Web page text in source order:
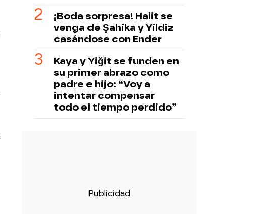
¡Boda sorpresa! Halit se
venga de Şahika y Yildiz
casándose con Ender
Kaya y Yiğit se funden en
su primer abrazo como
padre e hijo: “Voy a
intentar compensar
todo el tiempo perdido”